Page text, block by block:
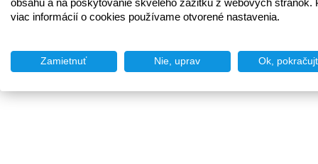
obsahu a na poskytovanie skvelého zážitku z webových stránok.
viac informácií o cookies používame otvorené nastavenia.
Zamietnuť Nie, uprav Ok,